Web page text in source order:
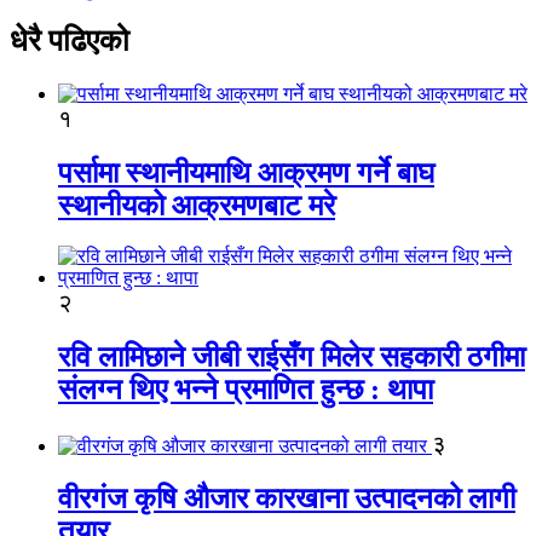
धेरै पढिएको
१
पर्सामा स्थानीयमाथि आक्रमण गर्ने बाघ
स्थानीयको आक्रमणबाट मरे
२
रवि लामिछाने जीबी राईसँग मिलेर सहकारी ठगीमा
संलग्न थिए भन्ने प्रमाणित हुन्छ : थापा
३
वीरगंज कृषि औजार कारखाना उत्पादनको लागी